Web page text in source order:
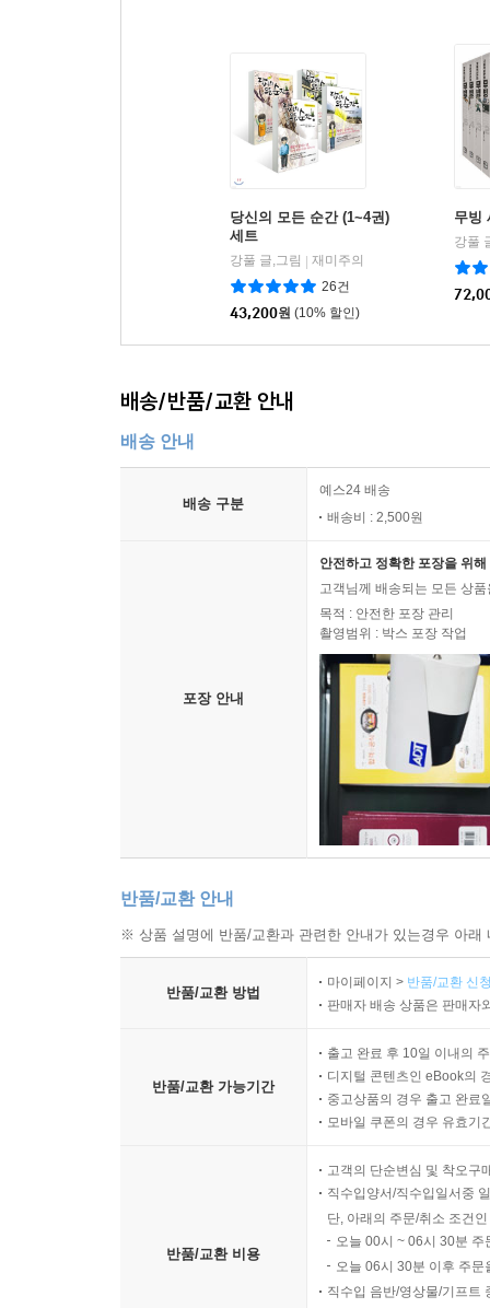
당신의 모든 순간 (1~4권)
세트
강풀 글,그림
재미주의
26건
43,200원 (10% 할인)
무빙
강풀
배송/반품/교환 안내
배송 안내
배송 구분
예스24 배송
배송비 : 2,500원
포장 안내
안전하고 정확한 포장을 위
고객님께 배송되는 모든 상
목적 : 안전한 포장 관리
촬영범위 : 박스 포장 작업
반품/교환 안내
※ 상품 설명에 반품/교환과 관련한 안내가 있는경우 아
반품/교환 방법
마이페이지 > 반품/교환 신
판매자 배송 상품은 판매자
반품/교환 가능기간
출고 완료 후 10일 이내의
디지털 콘텐츠인 eBook의
중고상품의 경우 출고 완료
모바일 쿠폰의 경우 유효기
반품/교환 비용
고객의 단순변심 및 착오구
직수입양서/직수입일서중
단, 아래의 주문/취소 조건
오늘 00시 ~ 06시 30분
오늘 06시 30분 이후 주
직수입 음반/영상물/기프트